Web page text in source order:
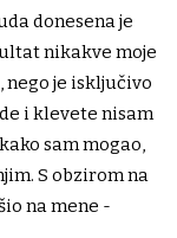
donesena je
nikakve moje
je isključivo
i klevete nisam
sam mogao,
S obzirom na
na mene -